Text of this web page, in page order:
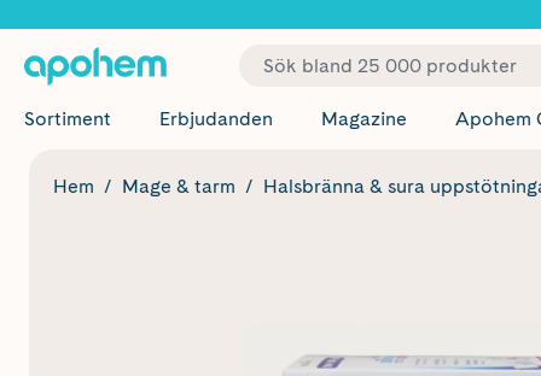
✓ Fri
Sortiment Erbjudanden Magazine Apohem
Hem Mage & tarm Halsbränna & sura